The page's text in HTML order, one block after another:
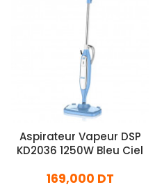
Aspirateur Vapeur DSP
KD2036 1250W Bleu Ciel
169,000 DT